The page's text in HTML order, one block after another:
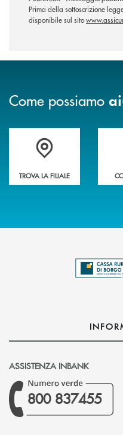
Prima della sottoscrizione
disponibile sul sito
Come possiamo
Trova la filiale più vicina a te .
TROVA LA FILIALE
Hai
ASSISTENZA INBANK
800 837455